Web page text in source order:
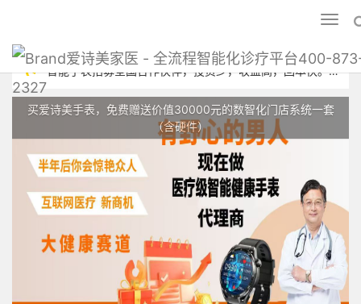
爱诗美家医 - 全流程智能化诊疗平台400-
2327
智能手表招募全国合作伙伴，投资少，收益高，回本快。爱诗美家医
买爱诗美手表，免费赠送价值30000元的数智化门店系统一套
（含硬件）